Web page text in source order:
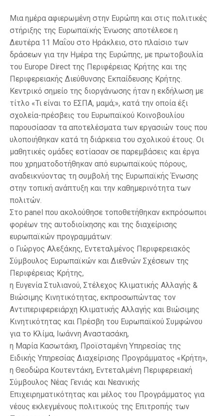
Μια ημέρα αφιερωμένη στην Ευρώπη και στις πολιτικές
στήριξης της Ευρωπαϊκής Ένωσης αποτέλεσε η
Δευτέρα 11 Μαΐου στο Ηράκλειο, στο πλαίσιο των
δράσεων για την Ημέρα της Ευρώπης, με πρωτοβουλία
του Europe Direct της Περιφέρειας Κρήτης και της
Περιφερειακής Διεύθυνσης Εκπαίδευσης Κρήτης.
Κεντρικό σημείο της διοργάνωσης ήταν η εκδήλωση με
τίτλο «Τι είναι το ΕΣΠΑ, μαμά;», κατά την οποία έξι
σχολεία-πρέσβεις του Ευρωπαϊκού Κοινοβουλίου
παρουσίασαν τα αποτελέσματα των εργασιών τους που
υλοποιήθηκαν κατά τη διάρκεια του σχολικού έτους. Οι
μαθητικές ομάδες εστίασαν σε παρεμβάσεις και έργα
που χρηματοδοτήθηκαν από ευρωπαϊκούς πόρους,
αναδεικνύοντας τη συμβολή της Ευρωπαϊκής Ένωσης
στην τοπική ανάπτυξη και την καθημερινότητα των
πολιτών.
Στο panel που ακολούθησε τοποθετήθηκαν εκπρόσωποι
φορέων της αυτοδιοίκησης και της διαχείρισης
ευρωπαϊκών προγραμμάτων:
ο Γιώργος Αλεξάκης, Εντεταλμένος Περιφερειακός
Σύμβουλος Ευρωπαϊκών και Διεθνών Σχέσεων της
Περιφέρειας Κρήτης,
η Ευγενία Στυλιανού, Στέλεχος Κλιματικής Αλλαγής &
Βιώσιμης Κινητικότητας, εκπροσωπώντας τον
Αντιπεριφερειάρχη Κλιματικής Αλλαγής και Βιώσιμης
Κινητικότητας και Πρέσβη του Ευρωπαϊκού Συμφώνου
για το Κλίμα, Ιωάννη Αναστασάκη,
η Μαρία Κασωτάκη, Προϊσταμένη Υπηρεσίας της
Ειδικής Υπηρεσίας Διαχείρισης Προγράμματος «Κρήτη»,
η Θεοδώρα Κουτεντάκη, Εντεταλμένη Περιφερειακή
Σύμβουλος Νέας Γενιάς και Νεανικής
Επιχειρηματικότητας και μέλος του Προγράμματος για
νέους εκλεγμένους πολιτικούς της Επιτροπής των